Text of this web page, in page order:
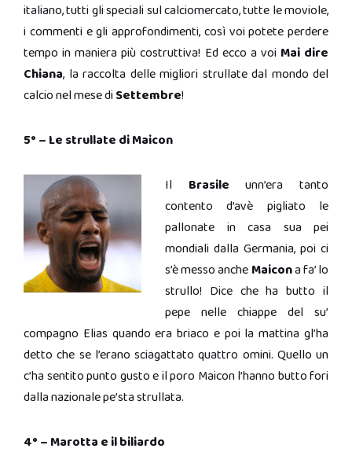
italiano, tutti gli speciali sul calciomercato, tutte le moviole,
i commenti e gli approfondimenti, così voi potete perdere
tempo in maniera più costruttiva! Ed ecco a voi Mai dire
Chiana, la raccolta delle migliori strullate dal mondo del
calcio nel mese diSettembre!
5° – Le strullate di Maicon
Il Brasile unn’era tanto
contento d’avè pigliato le
pallonate in casa sua pei
mondiali dalla Germania, poi ci
s’è messo anche Maicona fa’ lo
strullo! Dice che ha butto il
pepe nelle chiappe del su’
compagno Elias quando era briaco e poi la mattina gl’ha
detto che se l’erano sciagattato quattro omini. Quello un
c’ha sentito punto gusto e il poro Maicon l’hanno butto fori
dalla nazionale pe’sta strullata.
4° – Marotta e il biliardo